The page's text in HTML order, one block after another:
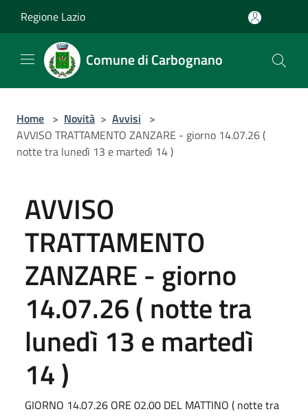
Regione Lazio
Comune di Carbognano
Home > Novità > Avvisi >
AVVISO TRATTAMENTO ZANZARE - giorno 14.07.26 (
notte tra lunedì 13 e martedì 14 )
AVVISO
TRATTAMENTO
ZANZARE - giorno
14.07.26 ( notte tra
lunedì 13 e martedì
14 )
GIORNO 14.07.26 ORE 02.00 DEL MATTINO ( notte tra